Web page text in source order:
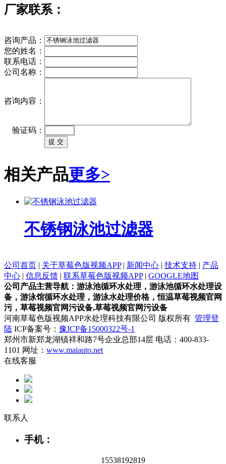
厂家联系：
咨询产品：
您的姓名：
联系电话：
公司名称：
咨询内容：
验证码：
相关产品更多>
不锈钢泳池过滤器
公司首页 | 关于草莓色版视频APP| 新闻中心 | 技术支持 | 产品
中心 | 信息反馈 | 联系草莓色版视频APP| GOOGLE地图
公司产品主营导航：游泳池循环水处理，游泳池循环水处理设
备，游泳馆循环水处理，游泳水处理价格，恒温草莓视频官网
污，草莓视频官网污设备,草莓视频官网污设备
河南草莓色版视频APP水处理科技有限公司 版权所有 管理登
陆 ICP备案号： 豫ICP备15000322号-1
郑州市新郑龙湖镇祥和路7号企业总部14层 电话：400-833-
1101 网址： www.maiauto.net
在线客服
联系人
手机：
15538192819